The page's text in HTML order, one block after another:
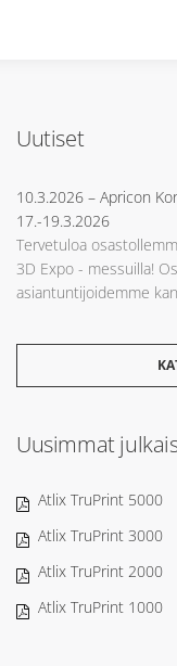
Uutiset
10.3.2026 – Apricon
17.-19.3.2026
Tervetuloa
3D Expo - messuilla!
asiantuntijoidemme
Uusimmat
Atlix TruPrint 5000
Atlix TruPrint 3000
Atlix TruPrint 2000
Atlix TruPrint 1000